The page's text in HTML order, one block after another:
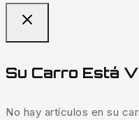
Su Carro Está
No hay artículos en su